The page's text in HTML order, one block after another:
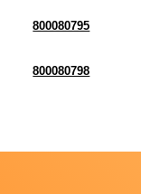
800080795
800080798